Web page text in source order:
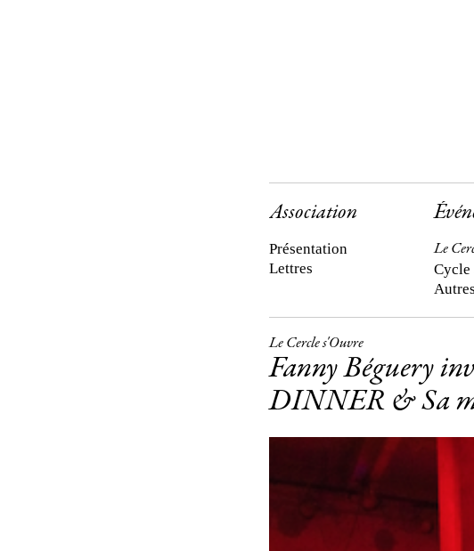
Association
Présentation
Lettres
Le
Cycle
Autres
Le Cercle s'Ouvre
Fanny Béguery
DINNER & Sa